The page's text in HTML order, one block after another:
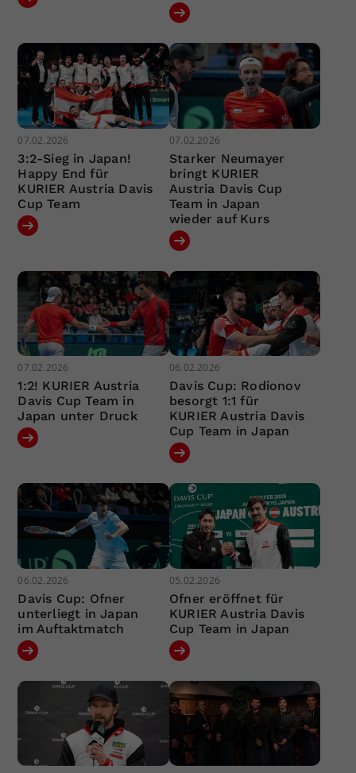
07.02.2026
3:2-Sieg in Japan!
Happy End für
KURIER Austria Davis
Cup Team
07.02.2026
Starker Neumayer
bringt KURIER
Austria Davis Cup
Team in Japan
wieder auf Kurs
07.02.2026
1:2! KURIER Austria
Davis Cup Team in
Japan unter Druck
06.02.2026
Davis Cup: Rodionov
besorgt 1:1 für
KURIER Austria Davis
Cup Team in Japan
06.02.2026
Davis Cup: Ofner
unterliegt in Japan
im Auftaktmatch
05.02.2026
Ofner eröffnet für
KURIER Austria Davis
Cup Team in Japan